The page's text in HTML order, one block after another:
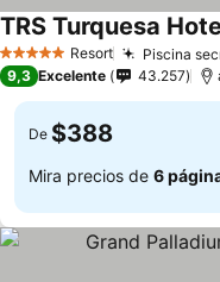
5 Estrellas Resort Piscina
TRS Turquesa
9,3 Excelente 43.257
De $388
Mira precios de 6